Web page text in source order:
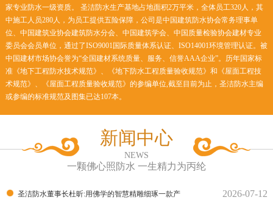
家专业防水一级资质。 圣洁防水生产基地占地面积2万平米，全体员工320人，其
中施工人员280人，为员工提供五险保障，公司是中国建筑防水协会常务理事单
位、中国建筑业协会建筑防水分会、中国建筑学会、中国质量检验协会建材专业
委员会会员单位，通过了ISO9001国际质量体系认证、ISO14001环境管理认证。被
中国建材市场协会誉为“全国建材系统质量、服务、信誉AAA企业”。历年国家标
准《地下工程防水技术规范》、《地下防水工程质量验收规范》和《屋面工程技
术规范》、《屋面工程质量验收规范》的参编单位,截至目前为止，圣洁防水主编
或参编的标准规范及图集已达107本。
新闻中心
NEWS
一颗佛心照防水 一生精力为丙纶
圣洁防水董事长杜昕:用佛学的智慧精雕细琢一款产 2026-07-12